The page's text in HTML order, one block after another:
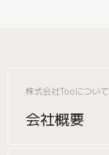
株式会社Tooについて
会社概要